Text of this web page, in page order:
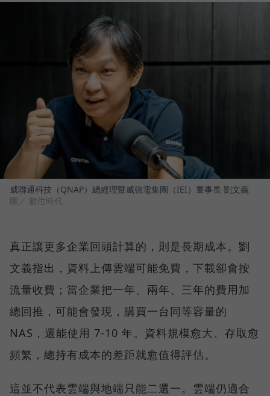
威聯通科技（QNAP）總經理暨威強電集團（IEI）董事長 劉文義
圖／ 數位時代
真正讓更多企業回頭計算的，則是長期成本。劉
文義指出，資料上傳雲端可能免費，下載卻會按
流量收費；當企業把一年、兩年、三年的費用加
總回推，可能會發現，購買一台同等容量的
NAS，還能使用 7-10 年。資料規模愈大、存取愈
頻繁，總持有成本的差距就愈值得評估。
這並不代表雲端與地端只能二選一。雲端仍適合